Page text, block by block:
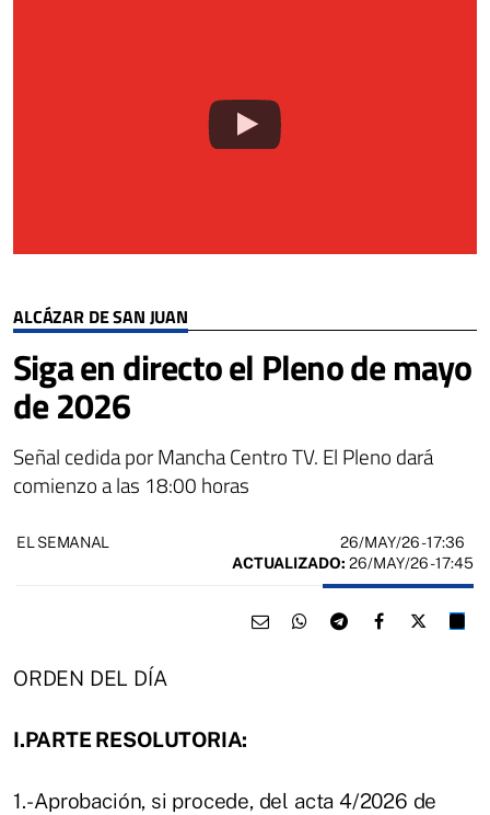
ALCÁZAR DE SAN JUAN
Siga en directo el Pleno de mayo
de 2026
Señal cedida por Mancha Centro TV. El Pleno dará
comienzo a las 18:00 horas
EL SEMANAL 26/MAY/26- 17:36
ACTUALIZADO: 26/MAY/26 - 17:45
ORDEN DEL DÍA
I.PARTE RESOLUTORIA:
1.- Aprobación, si procede, del acta 4/2026 de